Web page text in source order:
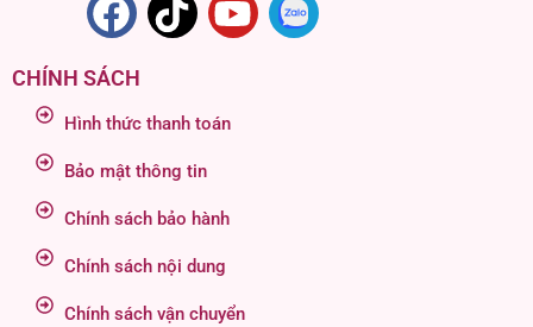
CHÍNH SÁCH
Hình thức thanh toán
Bảo mật thông tin
Chính sách bảo hành
Chính sách nội dung
Chính sách vận chuyển